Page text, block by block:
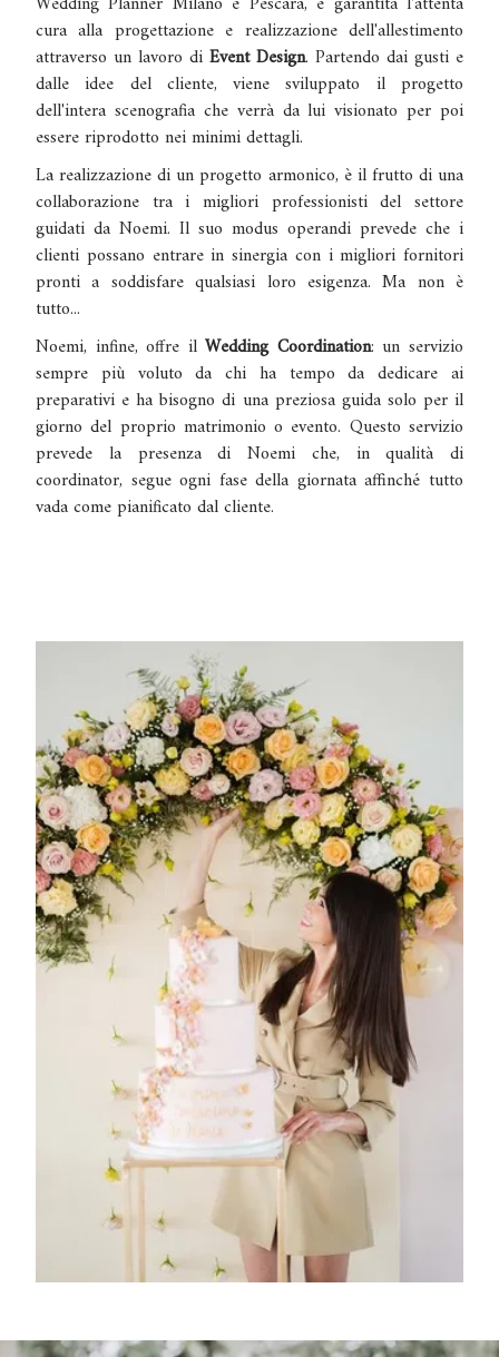
cura alla progettazione e realizzazione dell'allestimento
attraverso un lavoro di Event Design. Partendo dai gusti e
dalle idee del cliente, viene sviluppato il progetto
dell'intera scenografia che verrà da lui visionato per poi
essere riprodotto nei minimi dettagli.
La realizzazione di un progetto armonico, è il frutto di una
collaborazione tra i migliori professionisti del settore
guidati da Noemi. Il suo modus operandi prevede che i
clienti possano entrare in sinergia con i migliori fornitori
pronti a soddisfare qualsiasi loro esigenza.Ma non è
tutto...
Noemi, infine, offre ilWedding Coordination: un servizio
sempre più voluto da chi ha tempo da dedicare ai
preparativi e ha bisogno di una preziosa guida solo per il
giorno del proprio matrimonio o evento. Questo servizio
prevede la presenza di Noemi che, in qualità di
coordinator, segue ogni fase della giornata affinché tutto
vada come pianificato dal cliente.